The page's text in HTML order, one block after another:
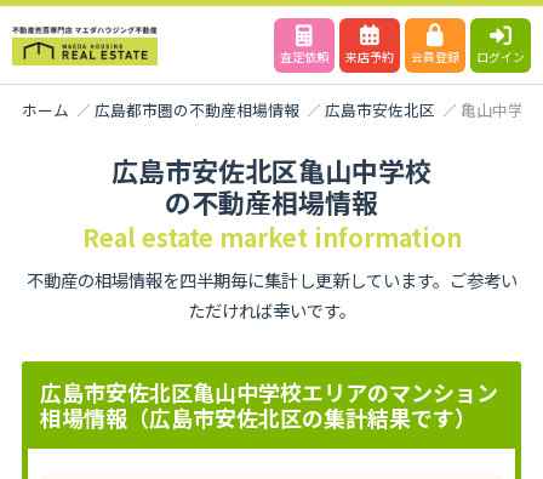
査定依頼 来店予約 会員登録 ログイン
ホーム 広島都市圏の不動産相場情報 広島市安佐北区 亀山中学校
広島市安佐北区亀山中学校
の不動産相場情報
Real estate market information
不動産の相場情報を四半期毎に集計し更新しています。ご参考い
ただければ幸いです。
広島市安佐北区亀山中学校エリアのマンション
相場情報（広島市安佐北区の集計結果です）